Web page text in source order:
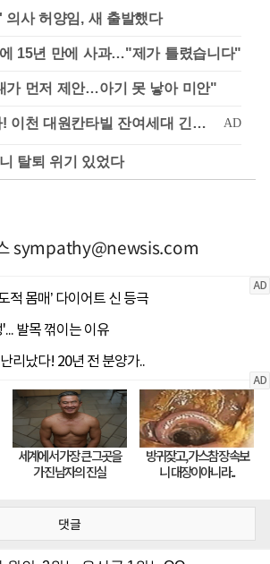
의사 허양임, 새 출발했다
15년 만에 사과…"제가 틀렸습니다"
가 먼저 제안…아기 못 낳아 미안"
탈퇴 위기 있었다
sympathy@newsis.com
댓글